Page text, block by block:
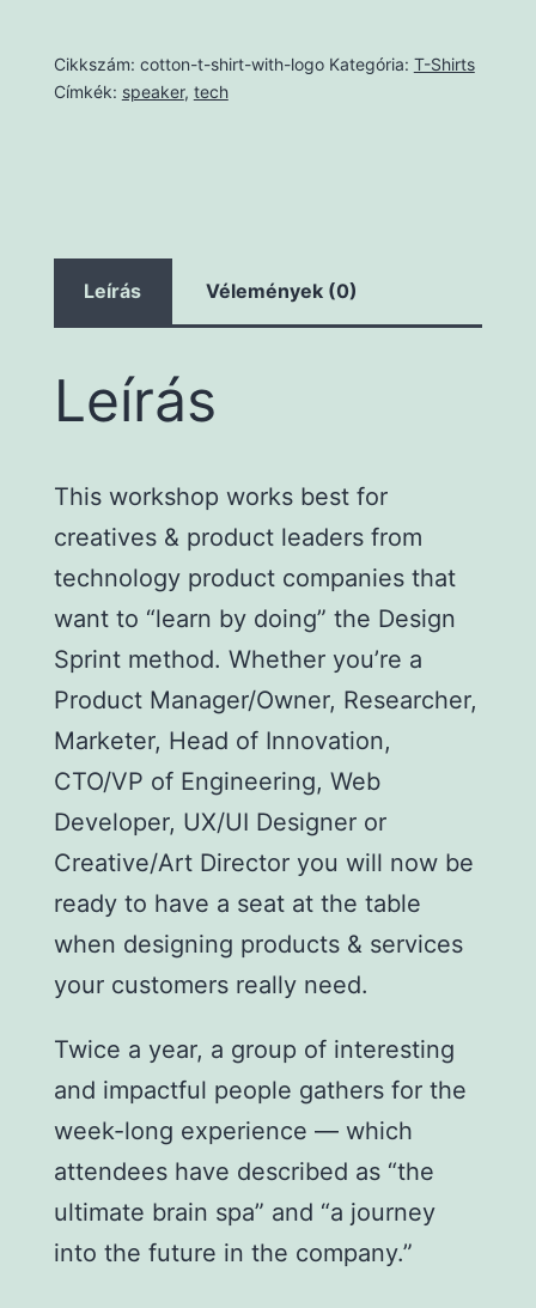
Logo
mennyiség
Cikkszám: cotton-t-shirt-with-logo Kategória: T-Shirts
Címkék: speaker, tech
Leírás Vélemények (0)
Leírás
This workshop works best for
creatives & product leaders from
technology product companies that
want to “learn by doing” the Design
Sprint method. Whether you’re a
Product Manager/Owner, Researcher,
Marketer, Head of Innovation,
CTO/VP of Engineering, Web
Developer, UX/UI Designer or
Creative/Art Director you will now be
ready to have a seat at the table
when designing products & services
your customers really need.
Twice a year, a group of interesting
and impactful people gathers for the
week-long experience — which
attendees have described as “the
ultimate brain spa” and “a journey
into the future in the company.”